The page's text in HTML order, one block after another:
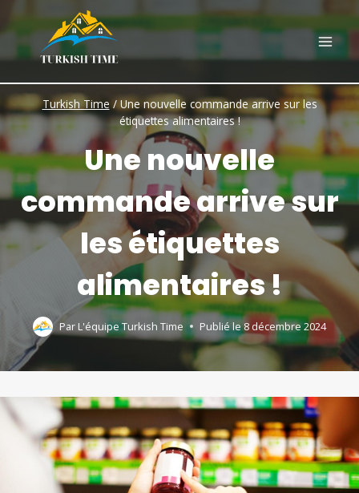
to
content
Turkish Time / Une nouvelle commande arrive sur les
étiquettes alimentaires !
Une nouvelle
commande arrive sur
les étiquettes
alimentaires !
Par L'équipe Turkish Time Publié le8 décembre 2024